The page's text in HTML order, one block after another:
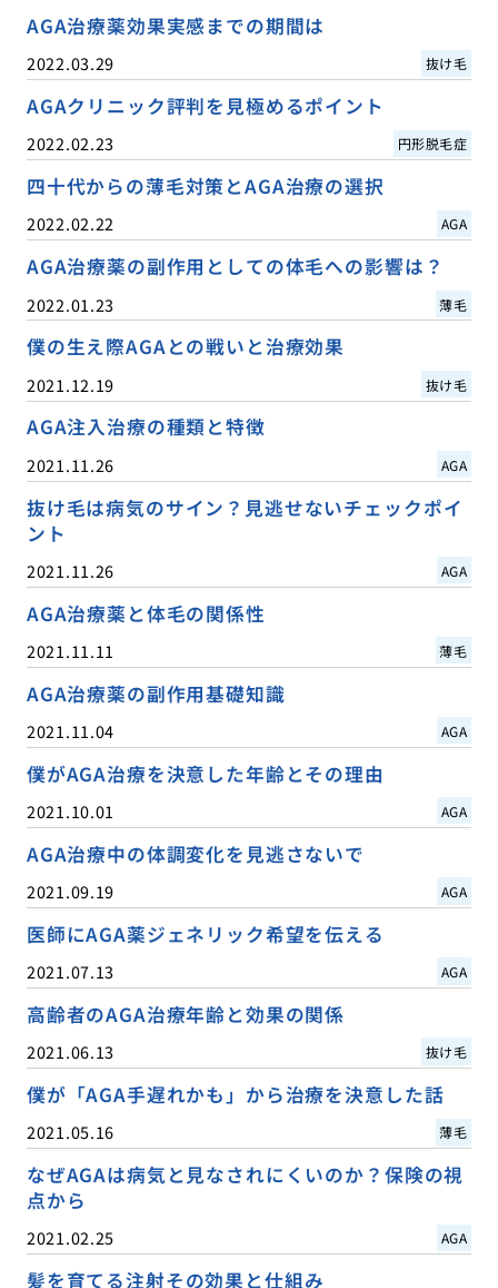
AGA治療薬効果実感までの期間は
2022.03.29 抜け毛
AGAクリニック評判を見極めるポイント
2022.02.23 円形脱毛症
四十代からの薄毛対策とAGA治療の選択
2022.02.22 AGA
AGA治療薬の副作用としての体毛への影響は？
2022.01.23 薄毛
僕の生え際AGAとの戦いと治療効果
2021.12.19 抜け毛
AGA注入治療の種類と特徴
2021.11.26 AGA
抜け毛は病気のサイン？見逃せないチェックポイ
ント
2021.11.26 AGA
AGA治療薬と体毛の関係性
2021.11.11 薄毛
AGA治療薬の副作用基礎知識
2021.11.04 AGA
僕がAGA治療を決意した年齢とその理由
2021.10.01 AGA
AGA治療中の体調変化を見逃さないで
2021.09.19 AGA
医師にAGA薬ジェネリック希望を伝える
2021.07.13 AGA
高齢者のAGA治療年齢と効果の関係
2021.06.13 抜け毛
僕が「AGA手遅れかも」から治療を決意した話
2021.05.16 薄毛
なぜAGAは病気と見なされにくいのか？保険の視
点から
2021.02.25 AGA
髪を育てる注射その効果と仕組み